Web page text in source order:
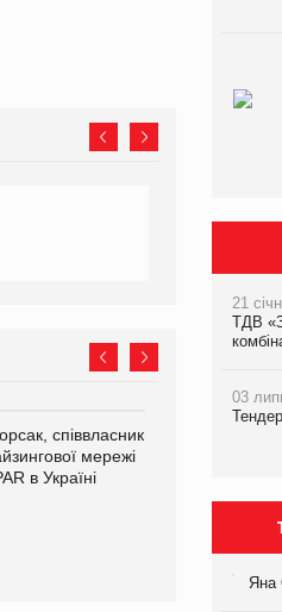
співвласник
мережі
в Україні
21
ТДВ
03
Яна